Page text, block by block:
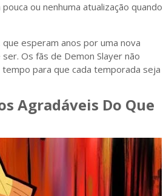
ou nenhuma atualização quando
que esperam anos por uma nova
Os fãs de Demon Slayer não
para que cada temporada seja
Agradáveis ​​Do Que